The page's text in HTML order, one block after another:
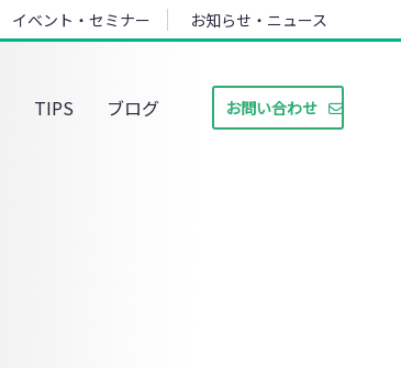
イベント・セミナー お知らせ・ニュース
TIPS ブログ お問い合わせ